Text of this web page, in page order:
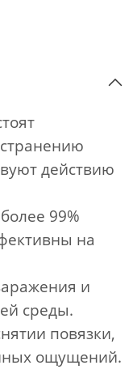
действию
99%
на
и
среды.
повязки,
ощущений.